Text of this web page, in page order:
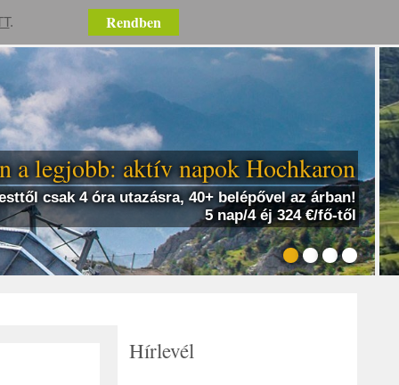
. Rendben
a legjobb: aktív napok Hochkaron
csak 4 óra utazásra, 40+ belépővel az árban!
5 nap/4 éj 324 €/fő-től
Hírlevél